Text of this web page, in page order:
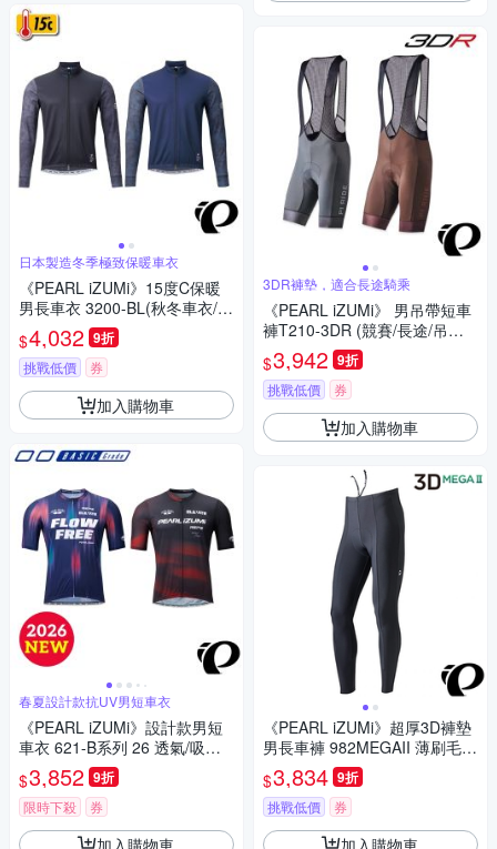
日本製造冬季極致保暖車衣
《PEARL iZUMi》15度C保暖
男長車衣 3200-BL(秋冬車衣/保
暖車衣/長車衣/運動/自行車)
$4,032 9折
挑戰低價 券
加入購物車
春夏設計款抗UV男短車衣
《PEARL iZUMi》設計款男短
車衣 621-B系列 26 透氣/吸汗/
自行車/運動/車服/日本製
$3,852 9折
限時下殺 券
加入購物車
3DR褲墊，適合長途騎乘
《PEARL iZUMi》 男吊帶短車
褲T210-3DR (競賽/長途/吊帶
褲/單車/運動/自行車)
$3,942 9折
挑戰低價 券
加入購物車
《PEARL iZUMi》超厚3D褲墊
男長車褲 982MEGAII 薄刷毛/
保暖/吸汗/秋冬/入門款/單車/運
動/長途/日本製
$3,834 9折
挑戰低價 券
加入購物車